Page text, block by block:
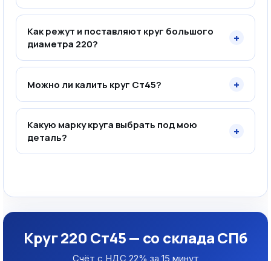
Как режут и поставляют круг большого
диаметра 220?
+
Можно ли калить круг Ст45? +
Какую марку круга выбрать под мою
деталь?
+
Круг 220 Ст45 — со склада СПб
Счёт с НДС 22% за 15 минут